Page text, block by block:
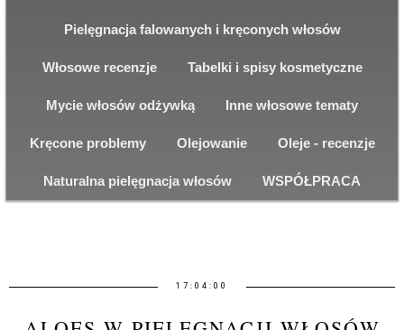
Pielęgnacja falowanych i kręconych włosów
Włosowe recenzje Tabelki i spisy kosmetyczne
Mycie włosów odżywką Inne włosowe tematy
Kręcone problemy Olejowanie Oleje - recenzje
Naturalna pielęgnacja włosów WSPÓŁPRACA
17:04:00